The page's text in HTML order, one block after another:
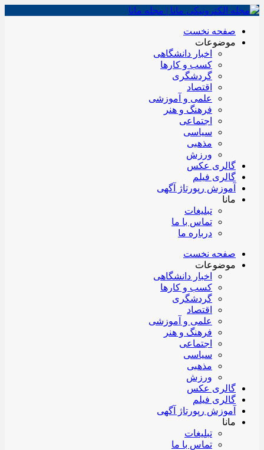
صفحه نخست
موضوعات
اخبار دانشگاهی
کسب و کارها
گردشگری
اقتصاد
علمی و آموزشی
فرهنگ و هنر
اجتماعی
سیاسی
مذهبی
ورزش
گالری عکس
گالری فیلم
آموزش رپورتاژ آگهی
مانا
تبلیغات
تماس با ما
درباره ما
صفحه نخست
موضوعات
اخبار دانشگاهی
کسب و کارها
گردشگری
اقتصاد
علمی و آموزشی
فرهنگ و هنر
اجتماعی
سیاسی
مذهبی
ورزش
گالری عکس
گالری فیلم
آموزش رپورتاژ آگهی
مانا
تبلیغات
تماس با ما